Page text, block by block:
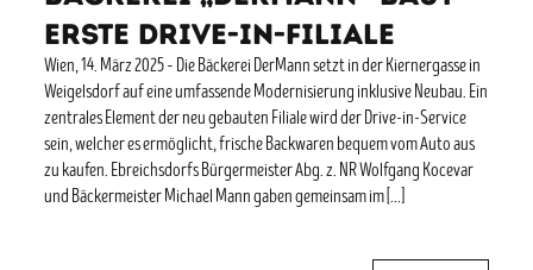
erste Drive-in-Filiale
Wien, 14. März 2025 – Die Bäckerei DerMann setzt in der Kiernergasse in
Weigelsdorf auf eine umfassende Modernisierung inklusive Neubau. Ein
zentrales Element der neu gebauten Filiale wird der Drive-in-Service
sein, welcher es ermöglicht, frische Backwaren bequem vom Auto aus
zu kaufen. Ebreichsdorfs Bürgermeister Abg. z. NR Wolfgang Kocevar
und Bäckermeister Michael Mann gaben gemeinsam im […]